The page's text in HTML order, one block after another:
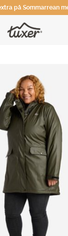
på Sommarrean